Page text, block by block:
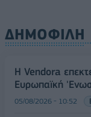
ΔΗΜΟΦΙΛΗ
Η Vendora
Ευρωπαϊκή
05/08/2026 - 10:52